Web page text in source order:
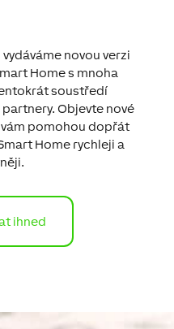
novou verzi
Home s mnoha
soustředí
Objevte nové
pomohou dopřát
Home rychleji a
ihned